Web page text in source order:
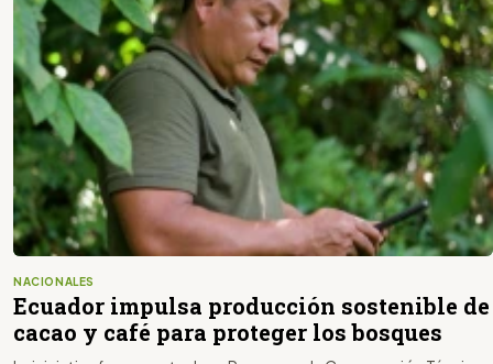
NACIONALES
Ecuador impulsa producción sostenible de
cacao y café para proteger los bosques